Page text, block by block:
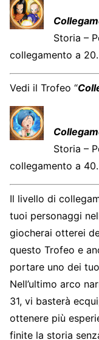
Storia –
collegamento a 20.
Vedi il Trofeo “
Storia –
collegamento a 40.
Il livello di
tuoi personaggi
giocherai otterei
questo Trofeo e
portare uno dei
Nell’ultimo arco
31, vi basterà
ottenere più
finite la storia